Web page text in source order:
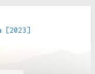
[2023]
[2022]